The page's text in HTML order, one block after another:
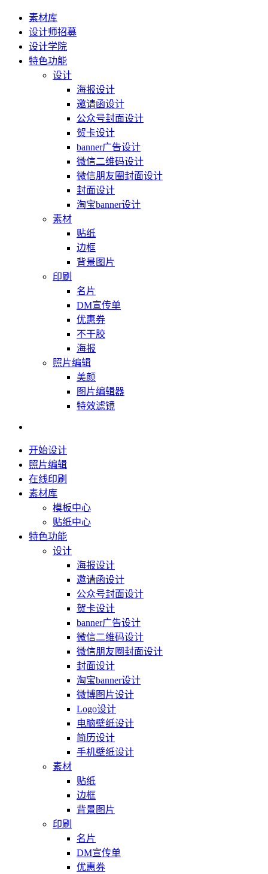
素材库
设计师招募
设计学院
特色功能
设计
海报设计
邀请函设计
公众号封面设计
贺卡设计
banner广告设计
微信二维码设计
微信朋友圈封面设计
封面设计
淘宝banner设计
素材
贴纸
边框
背景图片
印刷
名片
DM宣传单
优惠券
不干胶
海报
照片编辑
美颜
图片编辑器
特效滤镜
开始设计
照片编辑
在线印刷
素材库
模板中心
贴纸中心
特色功能
设计
海报设计
邀请函设计
公众号封面设计
贺卡设计
banner广告设计
微信二维码设计
微信朋友圈封面设计
封面设计
淘宝banner设计
微博图片设计
Logo设计
电脑壁纸设计
简历设计
手机壁纸设计
素材
贴纸
边框
背景图片
印刷
名片
DM宣传单
优惠券